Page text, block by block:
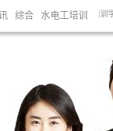
综合 水电工培训
训学校，室内装修培训学校。